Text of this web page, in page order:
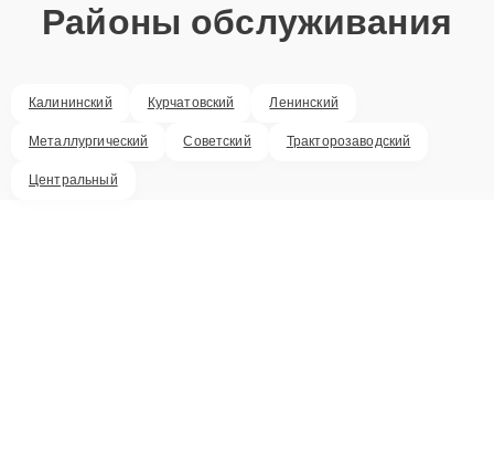
Районы обслуживания
Калининский Курчатовский Ленинский
Металлургический Советский Тракторозаводский
Центральный